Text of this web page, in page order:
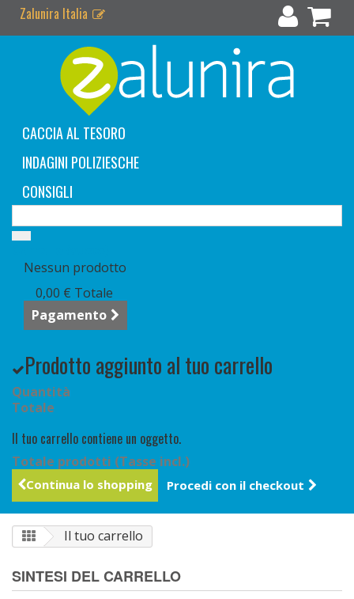
Zalunira Italia
CACCIA AL TESORO
INDAGINI POLIZIESCHE
CONSIGLI
Nessun prodotto
0,00 € Totale
Pagamento
Prodotto aggiunto al tuo carrello
Quantità
Totale
Il tuo carrello contiene un oggetto.
Totale prodotti (Tasse incl.)
Continua lo shopping Procedi con il checkout
Il tuo carrello
SINTESI DEL CARRELLO